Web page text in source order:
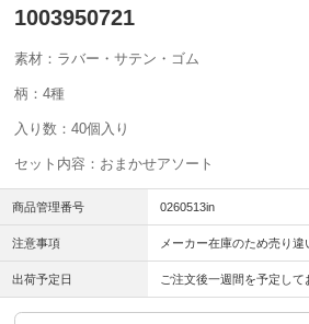
1003950721
素材：ラバー・サテン・ゴム
柄：4種
入り数：40個入り
セット内容：おまかせアソート
商品管理番号 0260513in
注意事項 メーカー在庫のため売り
出荷予定日 ご注文後一週間を予定して